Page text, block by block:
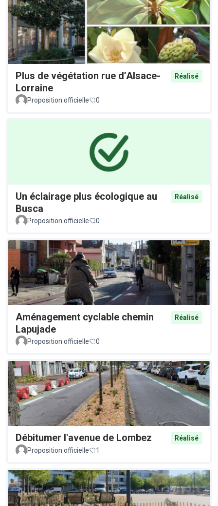
Plus de végétation rue d’Alsace-
Lorraine
Réalisé
Proposition officielle 0
Un éclairage plus écologique au
Busca
Réalisé
Proposition officielle 0
Aménagement cyclable chemin
Lapujade
Réalisé
Proposition officielle 0
Débitumer l'avenue de Lombez
Réalisé
Proposition officielle
1